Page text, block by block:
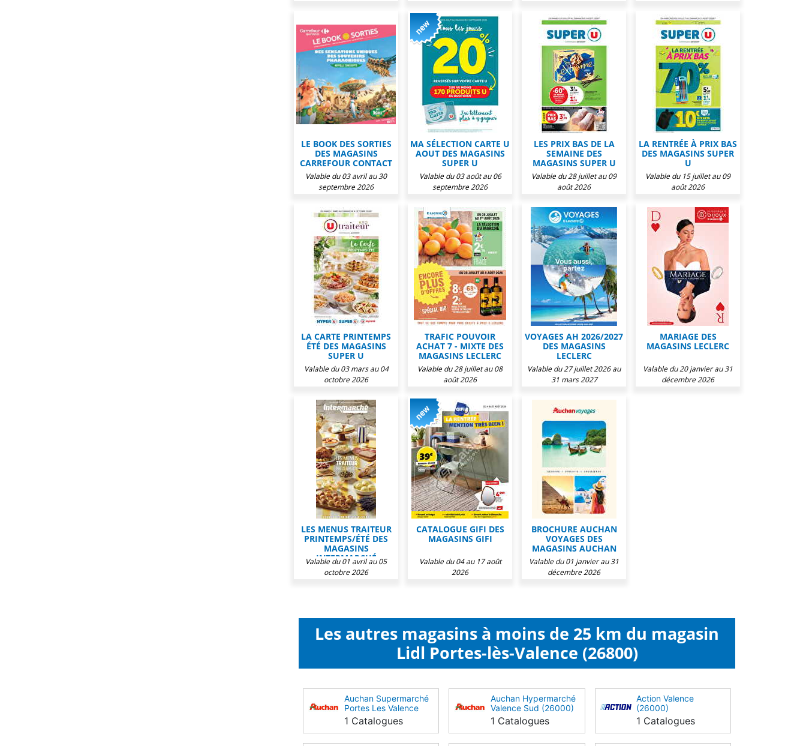
LE BOOK DES SORTIES
DES MAGASINS
CARREFOUR CONTACT
Valable du 03 avril au 30
septembre 2026
MA SÉLECTION CARTE U
AOUT DES MAGASINS
SUPER U
Valable du 03 août au 06
septembre 2026
LES PRIX BAS DE LA
SEMAINE DES
MAGASINS SUPER U
Valable du 28 juillet au 09
août 2026
LA RENTRÉE À PRIX BAS
DES MAGASINS SUPER
U
Valable du 15 juillet au 09
août 2026
LA CARTE PRINTEMPS
ÉTÉ DES MAGASINS
SUPER U
Valable du 03 mars au 04
octobre 2026
TRAFIC POUVOIR
ACHAT 7 - MIXTE DES
MAGASINS LECLERC
Valable du 28 juillet au 08
août 2026
VOYAGES AH 2026/2027
DES MAGASINS
LECLERC
Valable du 27 juillet 2026 au
31 mars 2027
MARIAGE DES
MAGASINS LECLERC
Valable du 20 janvier au 31
décembre 2026
LES MENUS TRAITEUR
PRINTEMPS/ÉTÉ DES
MAGASINS
INTERMARCHÉ
Valable du 01 avril au 05
octobre 2026
CATALOGUE GIFI DES
MAGASINS GIFI
Valable du 04 au 17 août
2026
BROCHURE AUCHAN
VOYAGES DES
MAGASINS AUCHAN
Valable du 01 janvier au 31
décembre 2026
Les autres magasins à moins de 25 km du magasin
Lidl Portes-lès-Valence (26800)
Auchan Supermarché
Portes Les Valence
(26800)
1 Catalogues
Auchan Hypermarché
Valence Sud (26000)
1 Catalogues
Action Valence
(26000)
1 Catalogues